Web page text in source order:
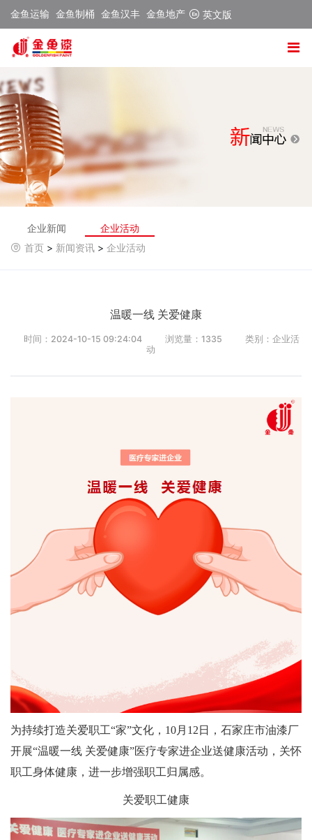
金鱼运输 金鱼制桶 金鱼汉丰 金鱼地产 英文版
企业新闻
企业活动
首页 > 新闻资讯 > 企业活动
温暖一线 关爱健康
时间：2024-10-15 09:24:04 浏览量： 1335
类别：企业活
动
为持续打造关爱职工“家”文化，10月12日，石家庄市油漆厂
开展“温暖一线 关爱健康”医疗专家进企业送健康活动，关怀
职工身体健康，进一步增强职工归属感。
关爱职工健康